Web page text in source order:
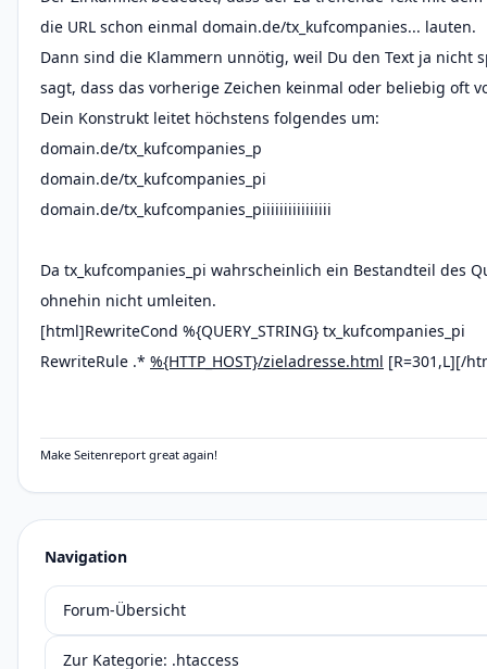
die URL schon einmal domain.de/tx_kufcompanies... lauten.
Dann sind die Klammern unnötig, weil Du den Text ja
sagt, dass das vorherige Zeichen keinmal oder beliebig oft
Dein Konstrukt leitet höchstens folgendes um:
domain.de/tx_kufcompanies_p
domain.de/tx_kufcompanies_pi
domain.de/tx_kufcompanies_piiiiiiiiiiiiiiii
Da tx_kufcompanies_pi wahrscheinlich ein Bestandteil des
ohnehin nicht umleiten.
[html]RewriteCond %{QUERY_STRING} tx_kufcompanies_pi
RewriteRule .* %{HTTP_HOST}/zieladresse.html [R=301,L][/
Make Seitenreport great again!
Navigation
Forum-Übersicht
Zur Kategorie: .htaccess